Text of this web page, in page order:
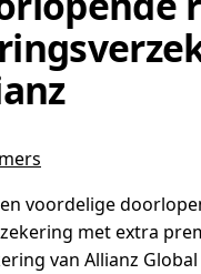
voordelige
met extra
van Allianz